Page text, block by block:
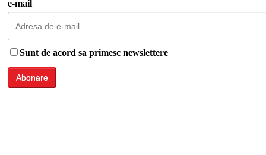
e-mail
Sunt de acord sa primesc newslettere